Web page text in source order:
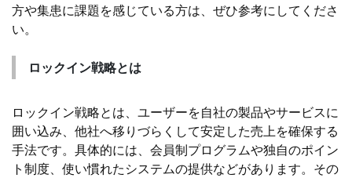
方や集患に課題を感じている方は、ぜひ参考にしてくださ
い。
ロックイン戦略とは
ロックイン戦略とは、ユーザーを自社の製品やサービスに
囲い込み、他社へ移りづらくして安定した売上を確保する
手法です。具体的には、会員制プログラムや独自のポイン
ト制度、使い慣れたシステムの提供などがあります。その